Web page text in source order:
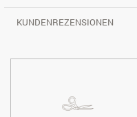
KUNDENREZENSIONEN